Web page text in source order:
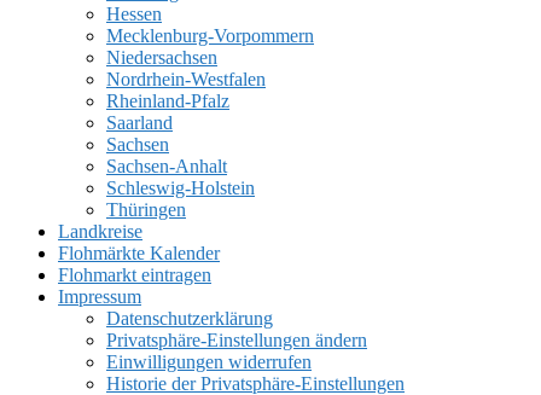
Hessen
Mecklenburg-Vorpommern
Niedersachsen
Nordrhein-Westfalen
Rheinland-Pfalz
Saarland
Sachsen
Sachsen-Anhalt
Schleswig-Holstein
Thüringen
Landkreise
Flohmärkte Kalender
Flohmarkt eintragen
Impressum
Datenschutzerklärung
Privatsphäre-Einstellungen ändern
Einwilligungen widerrufen
Historie der Privatsphäre-Einstellungen